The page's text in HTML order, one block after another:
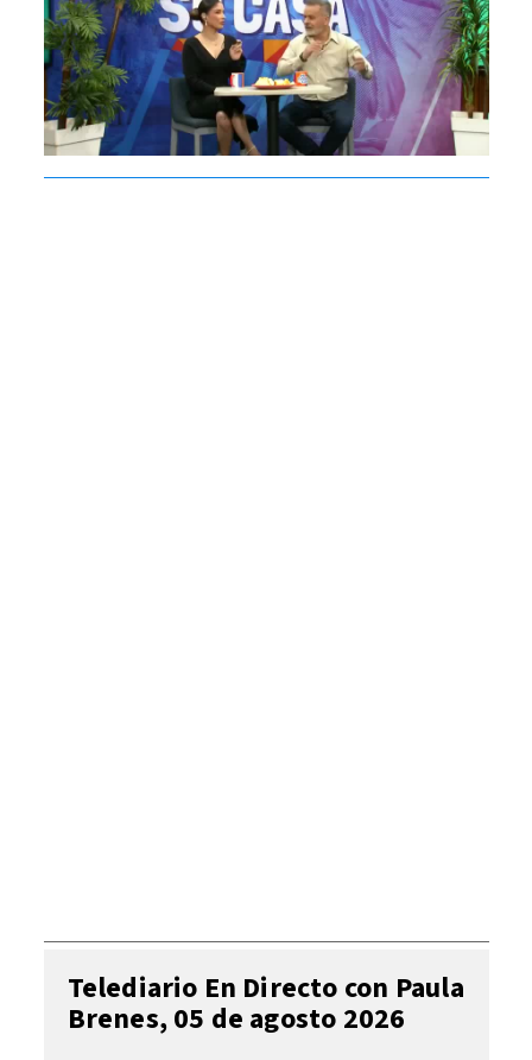
Telediario En Directo con Paula
Brenes, 05 de agosto 2026